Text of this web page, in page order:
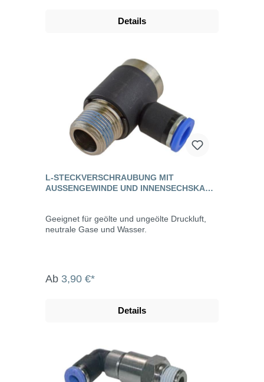
Details
L-STECKVERSCHRAUBUNG MIT
AUSSENGEWINDE UND INNENSECHSKANT, S
Geeignet für geölte und ungeölte Druckluft,
neutrale Gase und Wasser.
Ab 3,90 €*
Details